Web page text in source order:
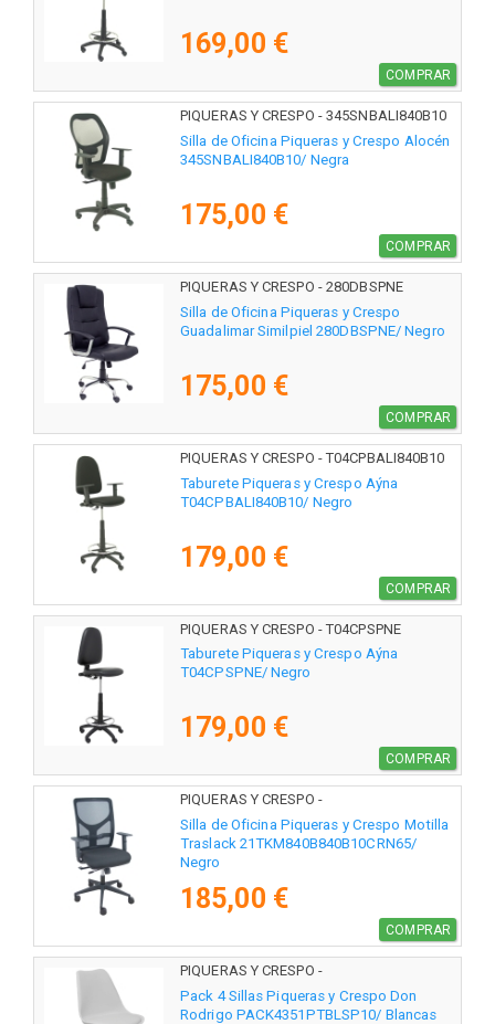
169,00 €
COMPRAR
PIQUERAS Y CRESPO - 345SNBALI840B10
Silla de Oficina Piqueras y Crespo Alocén
345SNBALI840B10/ Negra
175,00 €
COMPRAR
PIQUERAS Y CRESPO - 280DBSPNE
Silla de Oficina Piqueras y Crespo
Guadalimar Similpiel 280DBSPNE/ Negro
175,00 €
COMPRAR
PIQUERAS Y CRESPO - T04CPBALI840B10
Taburete Piqueras y Crespo Aýna
T04CPBALI840B10/ Negro
179,00 €
COMPRAR
PIQUERAS Y CRESPO - T04CPSPNE
Taburete Piqueras y Crespo Aýna
T04CPSPNE/ Negro
179,00 €
COMPRAR
PIQUERAS Y CRESPO -
21TKM840B840B10CRN65
Silla de Oficina Piqueras y Crespo Motilla
Traslack 21TKM840B840B10CRN65/
Negro
185,00 €
COMPRAR
PIQUERAS Y CRESPO -
PACK4351PTBLSP10
Pack 4 Sillas Piqueras y Crespo Don
Rodrigo PACK4351PTBLSP10/ Blancas